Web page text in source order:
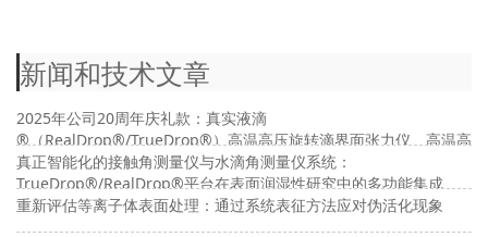
新闻和技术文章
2025年公司20周年庆礼款：真实液滴
®（RealDrop®/TrueDrop®）高温高压旋转滴界面张力仪、高温高
压接触角及高温高压界面流变仪
真正智能化的接触角测量仪与水滴角测量仪系统：
TrueDrop®/RealDrop®平台在表面润湿性研究中的多功能集成
重新评估等离子体表面处理：通过系统表征方法应对伪活化现象